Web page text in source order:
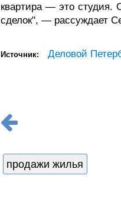
квартира — это студия.
сделок", — рассуждает
Источник: Деловой
продажи жилья